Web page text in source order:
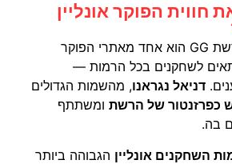
חווית הפוקר אונליין
מרשת GG הוא אחד מאתרי הפוקר
לשחקנים בכל הרמות —
דניאל נגראנו, מהשמות הגדולים
של הרשתומשתתף
בה.
השחקנים אונלייןהגבוהה ביותר